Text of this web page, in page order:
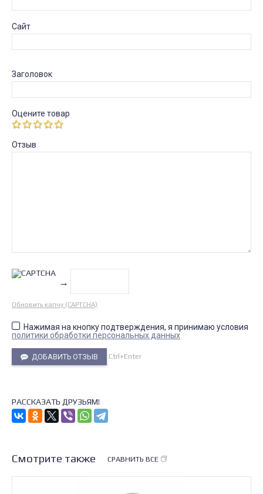
Сайт
Заголовок
Оцените товар
Отзыв
→
Обновить капчу (CAPTCHA)
Нажимая на кнопку подтверждения, я принимаю условия
политики обработки персональных данных
ДОБАВИТЬ ОТЗЫВ Ctrl+Enter
РАССКАЗАТЬ ДРУЗЬЯМ!
Смотрите также СРАВНИТЬ ВСЕ